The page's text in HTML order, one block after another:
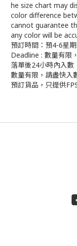
he size chart may
color difference
cannot guarantee
any color will be
預訂時間：預4-6星
Deadline : 數量有限
落單後24小時內入數
數量有限，請盡快入
預訂貨品，只提供